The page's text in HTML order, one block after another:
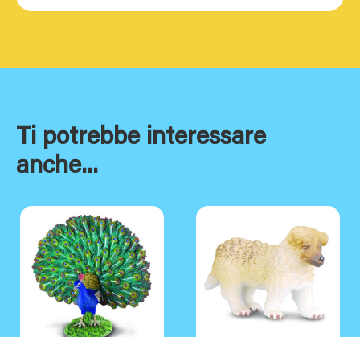
Ti potrebbe interessare
anche...